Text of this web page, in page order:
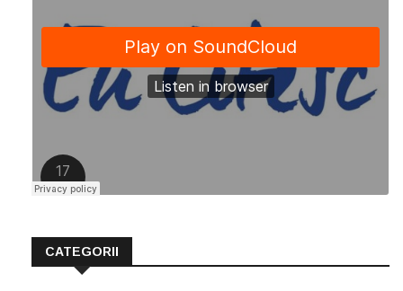
CATEGORII